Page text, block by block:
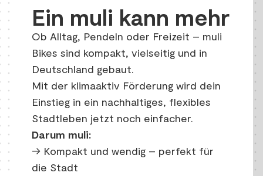
Ein muli kann mehr
Ob Alltag, Pendeln oder Freizeit – muli
Bikes sind kompakt, vielseitig und in
Deutschland gebaut.
Mit der klimaaktiv Förderung wird dein
Einstieg in ein nachhaltiges, flexibles
Stadtleben jetzt noch einfacher.
Darum muli:
→ Kompakt und wendig – perfekt für
die Stadt